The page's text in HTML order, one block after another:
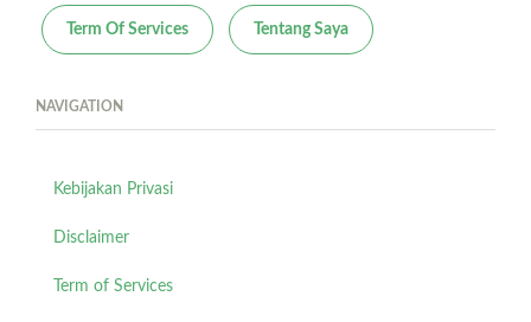
Term Of Services Tentang Saya
NAVIGATION
Kebijakan Privasi
Disclaimer
Term of Services